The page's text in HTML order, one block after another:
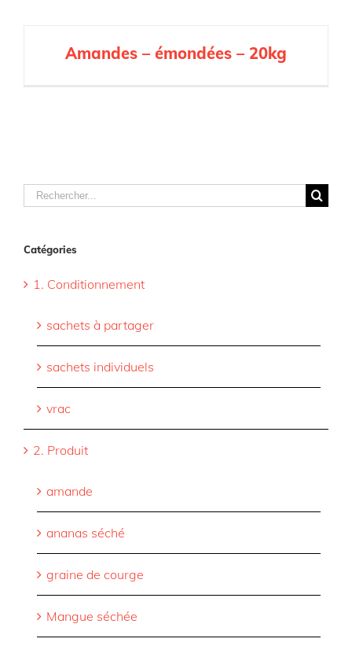
Amandes – émondées – 20kg
Rechercher
Catégories
1. Conditionnement
sachets à partager
sachets individuels
vrac
2. Produit
amande
ananas séché
graine de courge
Mangue séchée